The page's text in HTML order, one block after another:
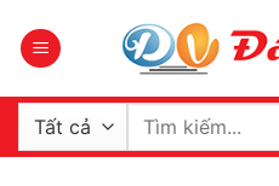
qua
dung
Tìm